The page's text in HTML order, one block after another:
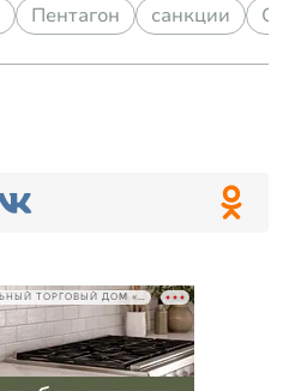
Пентагон санкции
РЕКЛАМА • ООО СТРОИТЕЛЬНЫЙ ТОРГОВЫЙ ДОМ «ПЕТРОВИЧ», ИНН 7802348846